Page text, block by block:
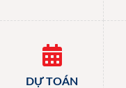
DỰ TOÁN